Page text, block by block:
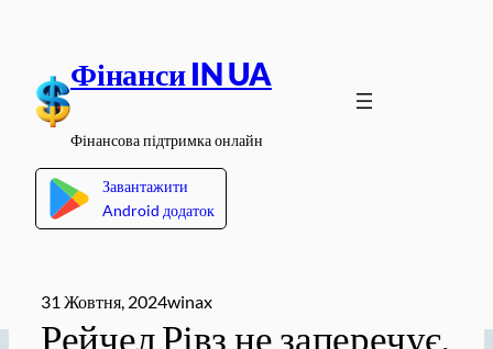
вмісту
Фінанси IN UA
Фінансова підтримка онлайн
Завантажити
Android додаток
31 Жовтня, 2024winax
Рейчел Рівз не заперечує,